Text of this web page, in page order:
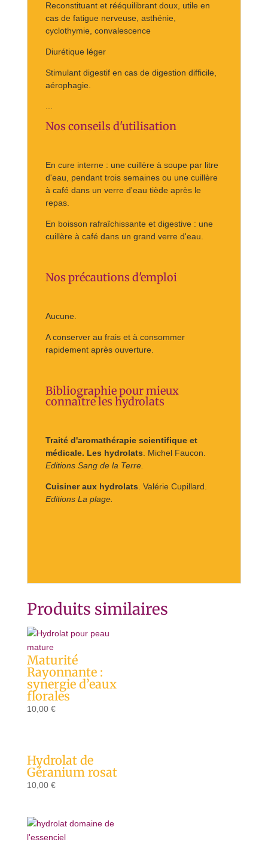
Reconstituant et rééquilibrant doux, utile en
cas de fatigue nerveuse, asthénie,
cyclothymie, convalescence
Diurétique léger
Stimulant digestif en cas de digestion difficile,
aérophagie.
Nos conseils d'utilisation
En cure interne : une cuillère à soupe par litre
d'eau, pendant trois semaines ou une cuillère
à café dans un verre d'eau tiède après le
repas.
En boisson rafraîchissante et digestive : une
cuillère à café dans un grand verre d'eau.
Nos précautions d'emploi
Aucune.
A conserver au frais et à consommer
rapidement après ouverture.
Bibliographie pour mieux
connaître les hydrolats
Traité d'aromathérapie scientifique et
médicale. Les hydrolats . Michel Faucon.
Editions Sang de la Terre.
Cuisiner aux hydrolats . Valérie Cupillard.
Editions La plage.
Produits similaires
Maturité
Rayonnante :
synergie d’eaux
florales
10,00 €
Hydrolat de
Géranium rosat
10,00 €